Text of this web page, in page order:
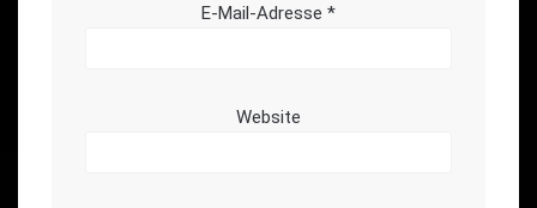
E-Mail-Adresse *
Website